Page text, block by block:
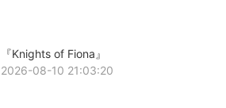
『Knights of Fiona』
2026-08-10 21:03:20